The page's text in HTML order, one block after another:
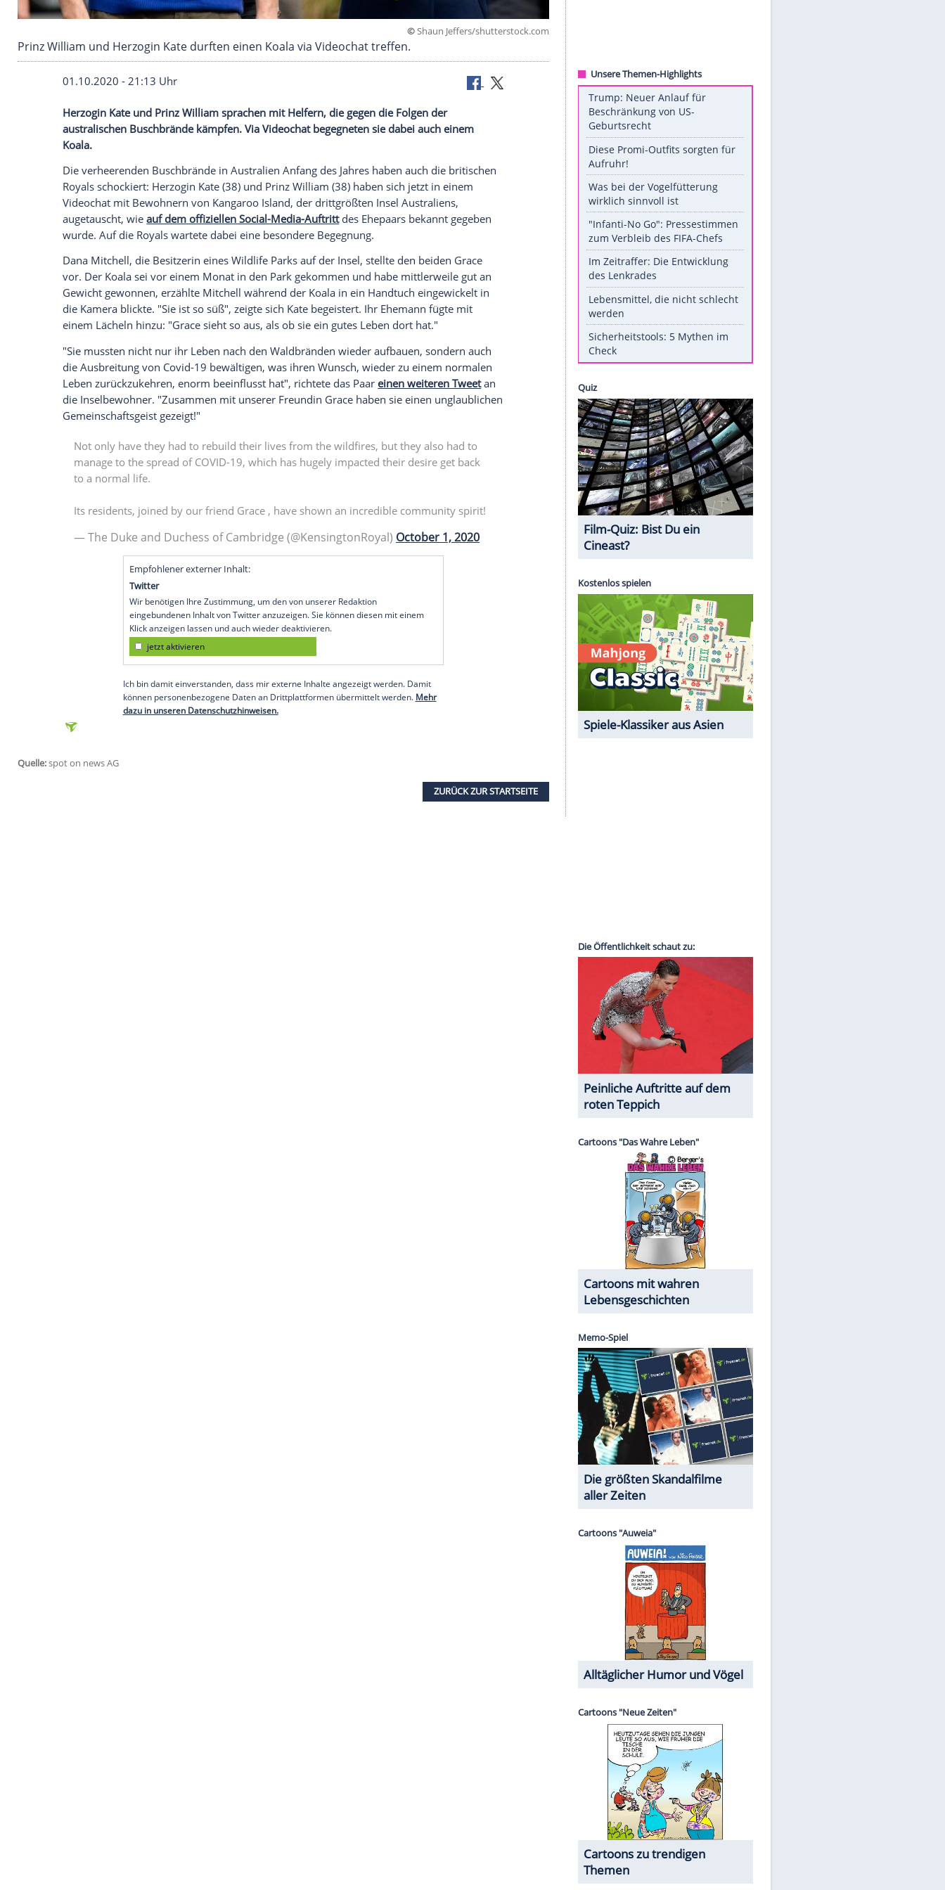
© Shaun Jeffers/shutterstock.com
Prinz William und Herzogin Kate durften einen Koala via Videochat treffen.
01.10.2020 - 21:13 Uhr
Herzogin Kate undPrinz Williamsprachen mit Helfern, die gegen die Folgen der
australischenBuschbrändekämpfen. ViaVideochat begegneten sie dabei auch einem
Koala.
Die verheerendenBuschbrändeinAustralienAnfang des Jahres haben auch die britischen
Royals schockiert: Herzogin Kate (38) undPrinz William(38) haben sich jetzt in einem
Videochatmit Bewohnern vonKangaroo Island, der drittgrößten InselAustraliens
augetauscht, wie auf dem offiziellen Social-Media-Auftrittdes Ehepaars bekannt gegeben
wurde. Auf die Royals wartete dabei eine besondere Begegnung.
Dana Mitchell, die Besitzerin eines Wildlife Parks auf der Insel, stellte den beiden Grace
vor. Der Koalasei vor einem Monat in den Park gekommen und habe mittlerweile gut an
Gewicht gewonnen, erzählte
in ein Handtuch eingewickelt in
die Kamera blickte. "Sie ist so süß", zeigte sich Kate begeistert. Ihr Ehemann fügte mit
einem Lächeln hinzu: "Grace sieht so aus, als ob sie ein gutes Leben dort hat."
"Sie mussten nicht nur ihr Leben nach den Waldbränden wieder aufbauen, sondern auch
die Ausbreitung von Covid-19 bewältigen, was ihren Wunsch, wieder zu einem normalen
Leben zurückzukehren, enorm beeinflusst hat", richtete das Paar
einen weiteren Tweetan
die Inselbewohner. "Zusammen mit unserer Freundin Grace haben sie einen unglaublichen
Gemeinschaftsgeist gezeigt!"
Not only have they had to rebuild their lives from the wildfires, but they also had to
manage to the spread of COVID-19, which has hugely impacted their desire get back
to a normal life.
Its residents, joined by our friend Grace , have shown an incredible community spirit!
October 1, 2020
ZURÜCK ZUR STARTSEITE
Unsere Themen-Highlights
Trump: Neuer Anlauf für
Beschränkung von US-
Aufruhr!
"Infanti-No Go": Pressestimmen
zum Verbleib des FIFA-Chefs
Im Zeitraffer: Die Entwicklung
des Lenkrades
Lebensmittel, die nicht schlecht
werden
Quiz
Spiele-Klassiker aus Asien
Die Öffentlichkeit schaut zu:
Peinliche Auftritte auf dem
roten Teppich
Cartoons mit wahren
Lebensgeschichten
Memo-Spiel